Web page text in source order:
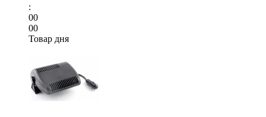
:
00
00
Товар дня